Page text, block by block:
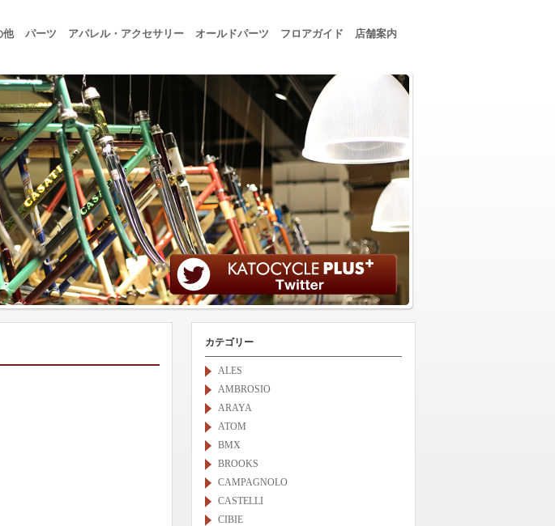
他 パーツ アパレル・アクセサリー オールドパーツ フロアガイド 店舗案内
カテゴリー
ALES
AMBROSIO
ARAYA
ATOM
BMX
BROOKS
CAMPAGNOLO
CASTELLI
CIBIE